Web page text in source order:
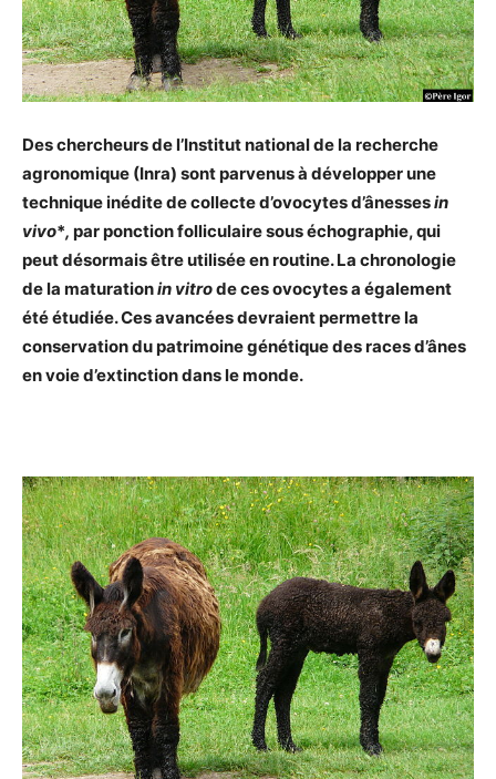
Deschercheurs de l’Institut national de la recherche
agronomique (Inra) sont parvenus à développer une
technique inédite de collecte d’ovocytes d’ânessesin
vivo*, par ponction folliculaire sous échographie, qui
peut désormais être utilisée en routine. La chronologie
de la maturationin vitrode ces ovocytes a également
été étudiée. Ces avancées devraient permettre la
conservation du patrimoine génétique des races d’ânes
en voie d’extinction dans le monde.